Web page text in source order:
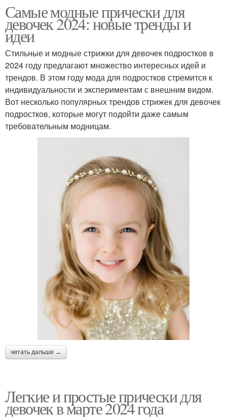
Самые модные прически для
девочек 2024: новые тренды и
идеи
Стильные и модные стрижки для девочек подростков в
2024 году предлагают множество интересных идей и
трендов. В этом году мода для подростков стремится к
индивидуальности и экспериментам с внешним видом.
Вот несколько популярных трендов стрижек для девочек
подростков, которые могут подойти даже самым
требовательным модницам.
читать дальше →
Легкие и простые прически для
девочек в марте 2024 года